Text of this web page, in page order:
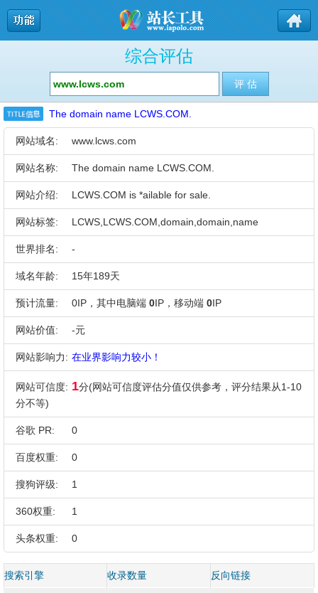
综合评估
The domain name LCWS.COM.
网站域名: www.lcws.com
网站名称: The domain name LCWS.COM.
网站介绍: LCWS.COM is *ailable for sale.
网站标签: LCWS,LCWS.COM,domain,domain,name
世界排名: -
域名年龄: 15年189天
预计流量: 0IP，其中电脑端 0IP，移动端 0IP
网站价值: -元
网站影响力: 在业界影响力较小！
网站可信度: 1分(网站可信度评估分值仅供参考，评分结果从1-10
分不等)
谷歌 PR: 0
百度权重: 0
搜狗评级: 1
360权重: 1
头条权重: 0
搜索引擎 收录数量 反向链接